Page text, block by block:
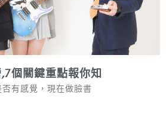
個關鍵重點報你知
有感覺，現在做臉書